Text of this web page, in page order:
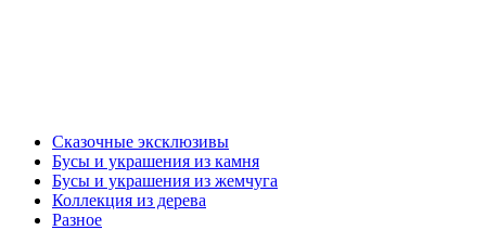
Сказочные эксклюзивы
Бусы и украшения из камня
Бусы и украшения из жемчуга
Коллекция из дерева
Разное